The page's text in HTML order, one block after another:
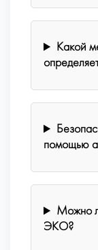
Какой
помощью
Можно
ЭКО?